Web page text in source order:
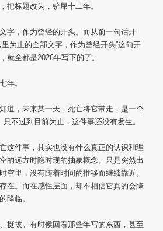
把标题改为，铲屎十二年。
字，作为曾经的开头。而从前一句话开
为止的全部文字，作为曾经开头”这句开
就全都是2026年写下的了。
年。
道，未来某一天，死亡将它带走，是一个
不过到目前为止，这件事还没有发生。
这件事，其实也没有什么真正的认识和理
的远方时隐时现的抽象概念。只是突然出
空里，没有随着时间的推移而继续靠近。
在。而在感性层面，却不相信它真的会降
降临。
挺拔。有时候回看那些年写的东西，甚至